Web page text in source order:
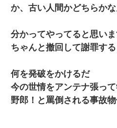
か、古い人間かどちらか
分かってやってると思いま
ちゃんと撤回して謝罪す
何を発破をかけるだ
今の世情をアンテナ張っ
野郎！と罵倒される事故